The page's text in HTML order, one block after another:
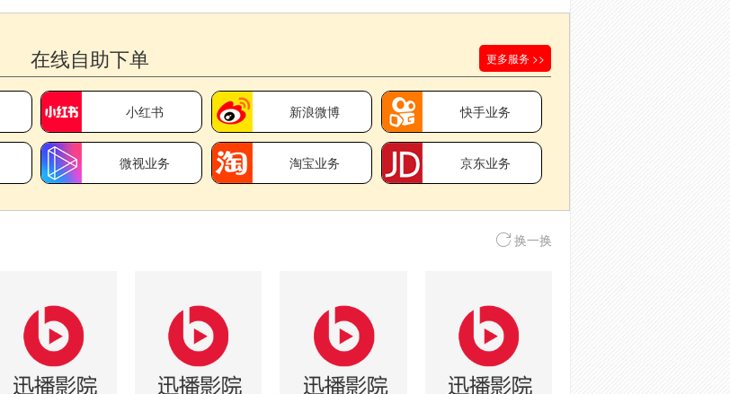
在线自助下单 更多服务 >>
小红书 新浪微博 快手业务
微视业务 淘宝业务 京东业务
换一换